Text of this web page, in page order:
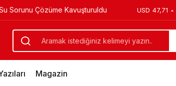
Sorunu Çözüme Kavuşturuldu
USD 47,71
Magazin
“Daha yapacak çok işimiz var”